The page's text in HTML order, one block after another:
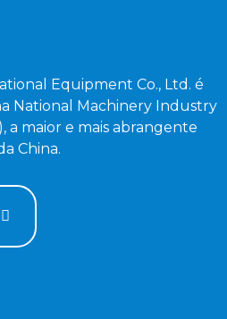
Equipment Co., Ltd. é
National Machinery Industry
a maior e mais abrangente
China.